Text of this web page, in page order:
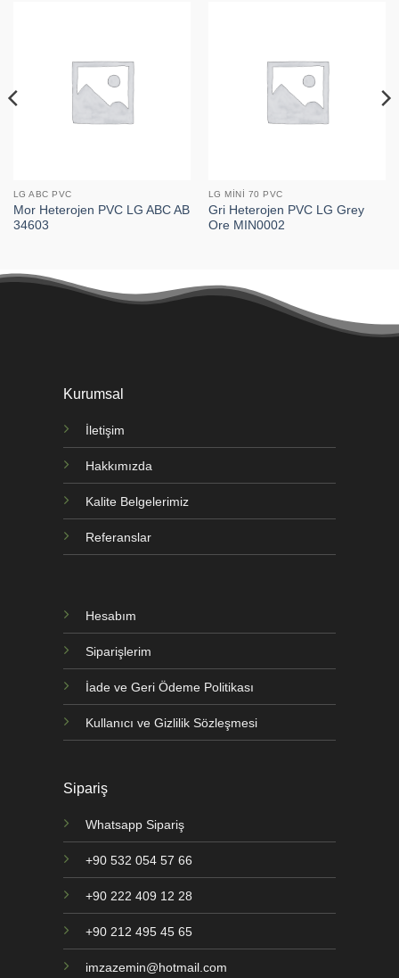
LG ABC PVC
Mor Heterojen PVC LG ABC AB
34603
LG MINI 70 PVC
Gri Heterojen PVC LG Grey
Ore MIN0002
Kurumsal
İletişim
Hakkımızda
Kalite Belgelerimiz
Referanslar
Hesabım
Siparişlerim
İade ve Geri Ödeme Politikası
Kullanıcı ve Gizlilik Sözleşmesi
Sipariş
Whatsapp Sipariş
+90 532 054 57 66
+90 222 409 12 28
+90 212 495 45 65
imzazemin@hotmail.com